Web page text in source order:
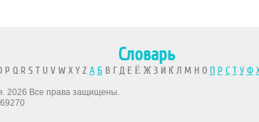
Словарь
Q R S T U V W X Y Z А БВ Г Д Е Ё Ж З И К Л М Н О П Р С Т У Ф
2026 Все права защищены.